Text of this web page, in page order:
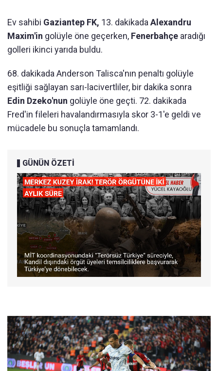
Ev sahibi Gaziantep FK, 13. dakikada Alexandru
Maxim'in golüyle öne geçerken, Fenerbahçe aradığı
golleri ikinci yarıda buldu.
68. dakikada Anderson Talisca'nın penaltı golüyle
eşitliği sağlayan sarı-lacivertliler, bir dakika sonra
Edin Dzeko'nun golüyle öne geçti. 72. dakikada
Fred'in fileleri havalandırmasıyla skor 3-1'e geldi ve
mücadele bu sonuçla tamamlandı.
GÜNÜN ÖZETİ